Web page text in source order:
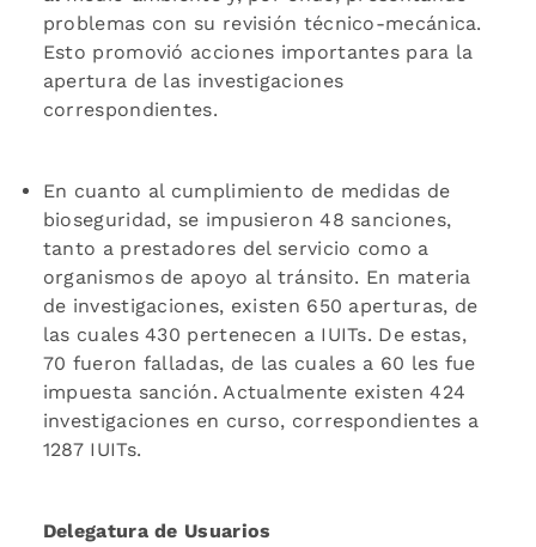
problemas con su revisión técnico-mecánica.
Esto promovió acciones importantes para la
apertura de las investigaciones
correspondientes.
En cuanto al cumplimiento de medidas de
bioseguridad, se impusieron 48 sanciones,
tanto a prestadores del servicio como a
organismos de apoyo al tránsito. En materia
de investigaciones, existen 650 aperturas, de
las cuales 430 pertenecen a IUITs. De estas,
70 fueron falladas, de las cuales a 60 les fue
impuesta sanción. Actualmente existen 424
investigaciones en curso, correspondientes a
1287 IUITs.
Delegatura de Usuarios